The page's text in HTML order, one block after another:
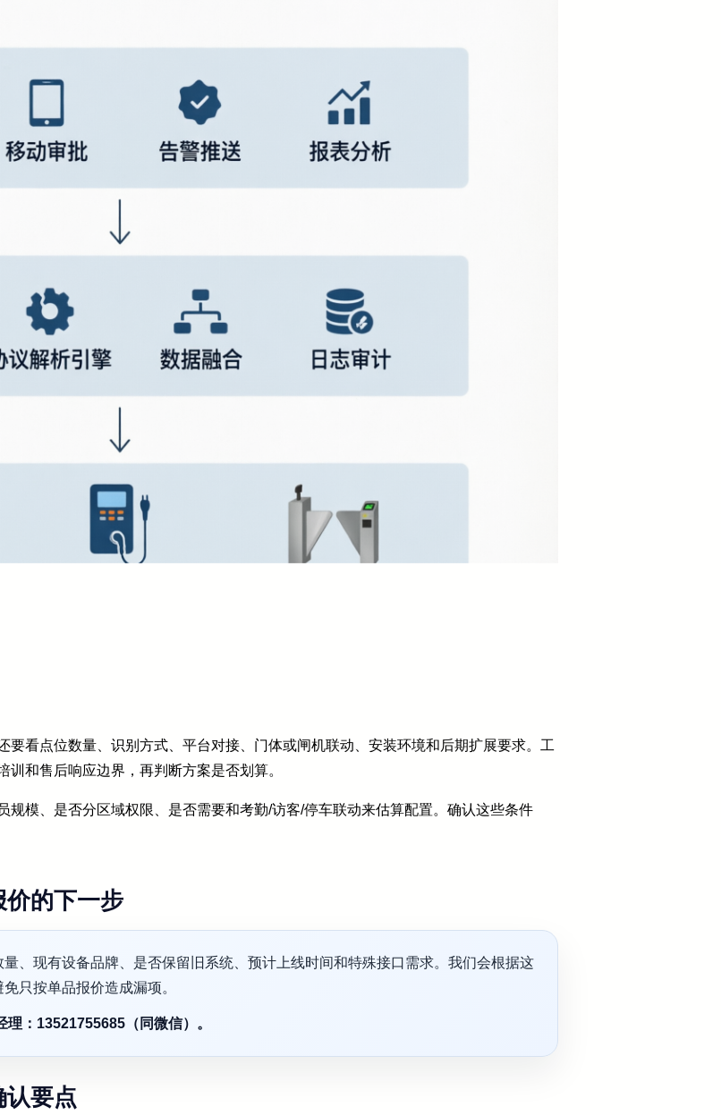
要看点位数量、识别方式、平台对接、门体或闸机联动、安装环境和后期扩展要求。工
和售后响应边界，再判断方案是否划算。
规模、是否分区域权限、是否需要和考勤/访客/停车联动来估算配置。确认这些条件
的下一步
、现有设备品牌、是否保留旧系统、预计上线时间和特殊接口需求。我们会根据这
只按单品报价造成漏项。
：13521755685（同微信）。
认要点